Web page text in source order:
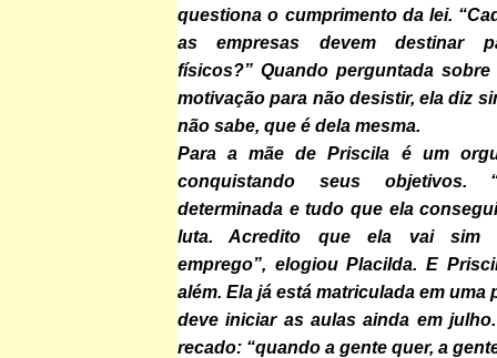
questiona o cumprimento da lei.
as empresas devem destinar
físicos?” Quando perguntada
motivação para não desistir, ela diz
não sabe, que é dela mesma.
Para a mãe de Priscila é um
conquistando seus objetivos.
determinada e tudo que ela
luta. Acredito que ela vai sim
emprego”, elogiou Placilda. E
além. Ela já está matriculada em uma
deve iniciar as aulas ainda em
recado: “quando a gente quer, a